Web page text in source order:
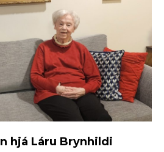
hjá Láru Brynhildi